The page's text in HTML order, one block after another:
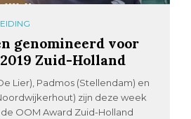
genomineerd voor
Zuid-Holland
Lier), Padmos (Stellendam) en
zijn deze week
OOM Award Zuid-Holland